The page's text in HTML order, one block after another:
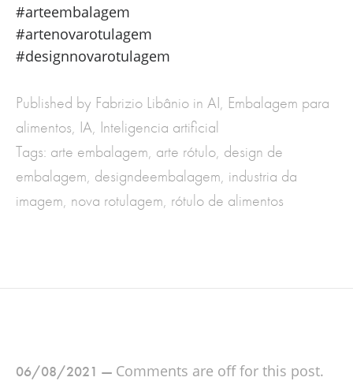
#arteembalagem
#artenovarotulagem
#designnovarotulagem
Published by Fabrizio Libânio in AI, Embalagem para
alimentos, IA, Inteligencia artificial
Tags: arte embalagem, arte rótulo, design de
embalagem, designdeembalagem, industria da
imagem, nova rotulagem, rótulo de alimentos
06/08/2021 — Comments are off for this post.